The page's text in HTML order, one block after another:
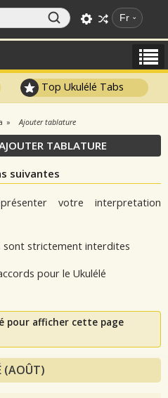
Fr
Top Ukulélé Tabs
Ajouter tablature
TABLATURE
suivantes
votre interpretation
sont strictement interdites
pour le Ukulélé
pour afficher cette page
(AOÛT)